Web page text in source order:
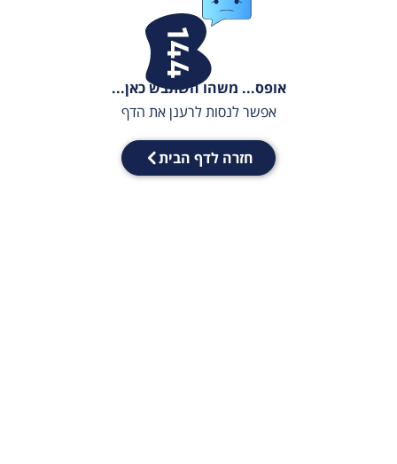
אופס... משהו השתבש כאן...
אפשר לנסות לרענן את הדף
חזרה לדף הבית